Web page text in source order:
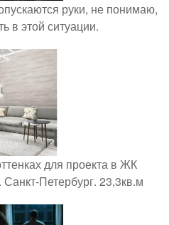
руки, не понимаю,
в этой ситуации.
для проекта в ЖК
Петербург. 23,3кв.м